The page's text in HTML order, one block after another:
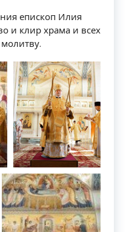
епископ Илия
и клир храма и всех